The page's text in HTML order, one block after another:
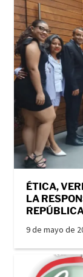
ÉTICA,
LA
9 de mayo de